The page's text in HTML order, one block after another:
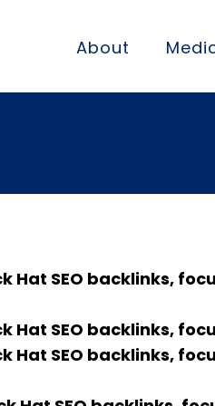
About
Hat SEO backlinks,
Hat SEO backlinks,
Hat SEO backlinks,